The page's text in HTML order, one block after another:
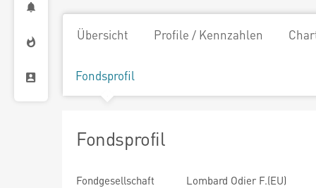
Übersicht Profile / Kennzahlen
Fondsprofil
Fondsprofil
Fondgesellschaft
Lombard Odier F.(EU)